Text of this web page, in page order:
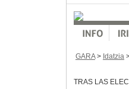
GARA> Idatzia
TRAS LAS